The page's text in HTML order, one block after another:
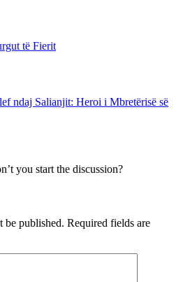
të Fierit
ndaj Salianjit: Heroi i Mbretërisë së
you start the discussion?
be published. Required fields are